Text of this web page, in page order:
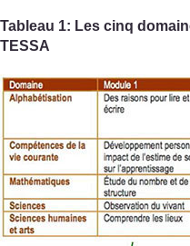
Tableau 1: Les cinq
TESSA